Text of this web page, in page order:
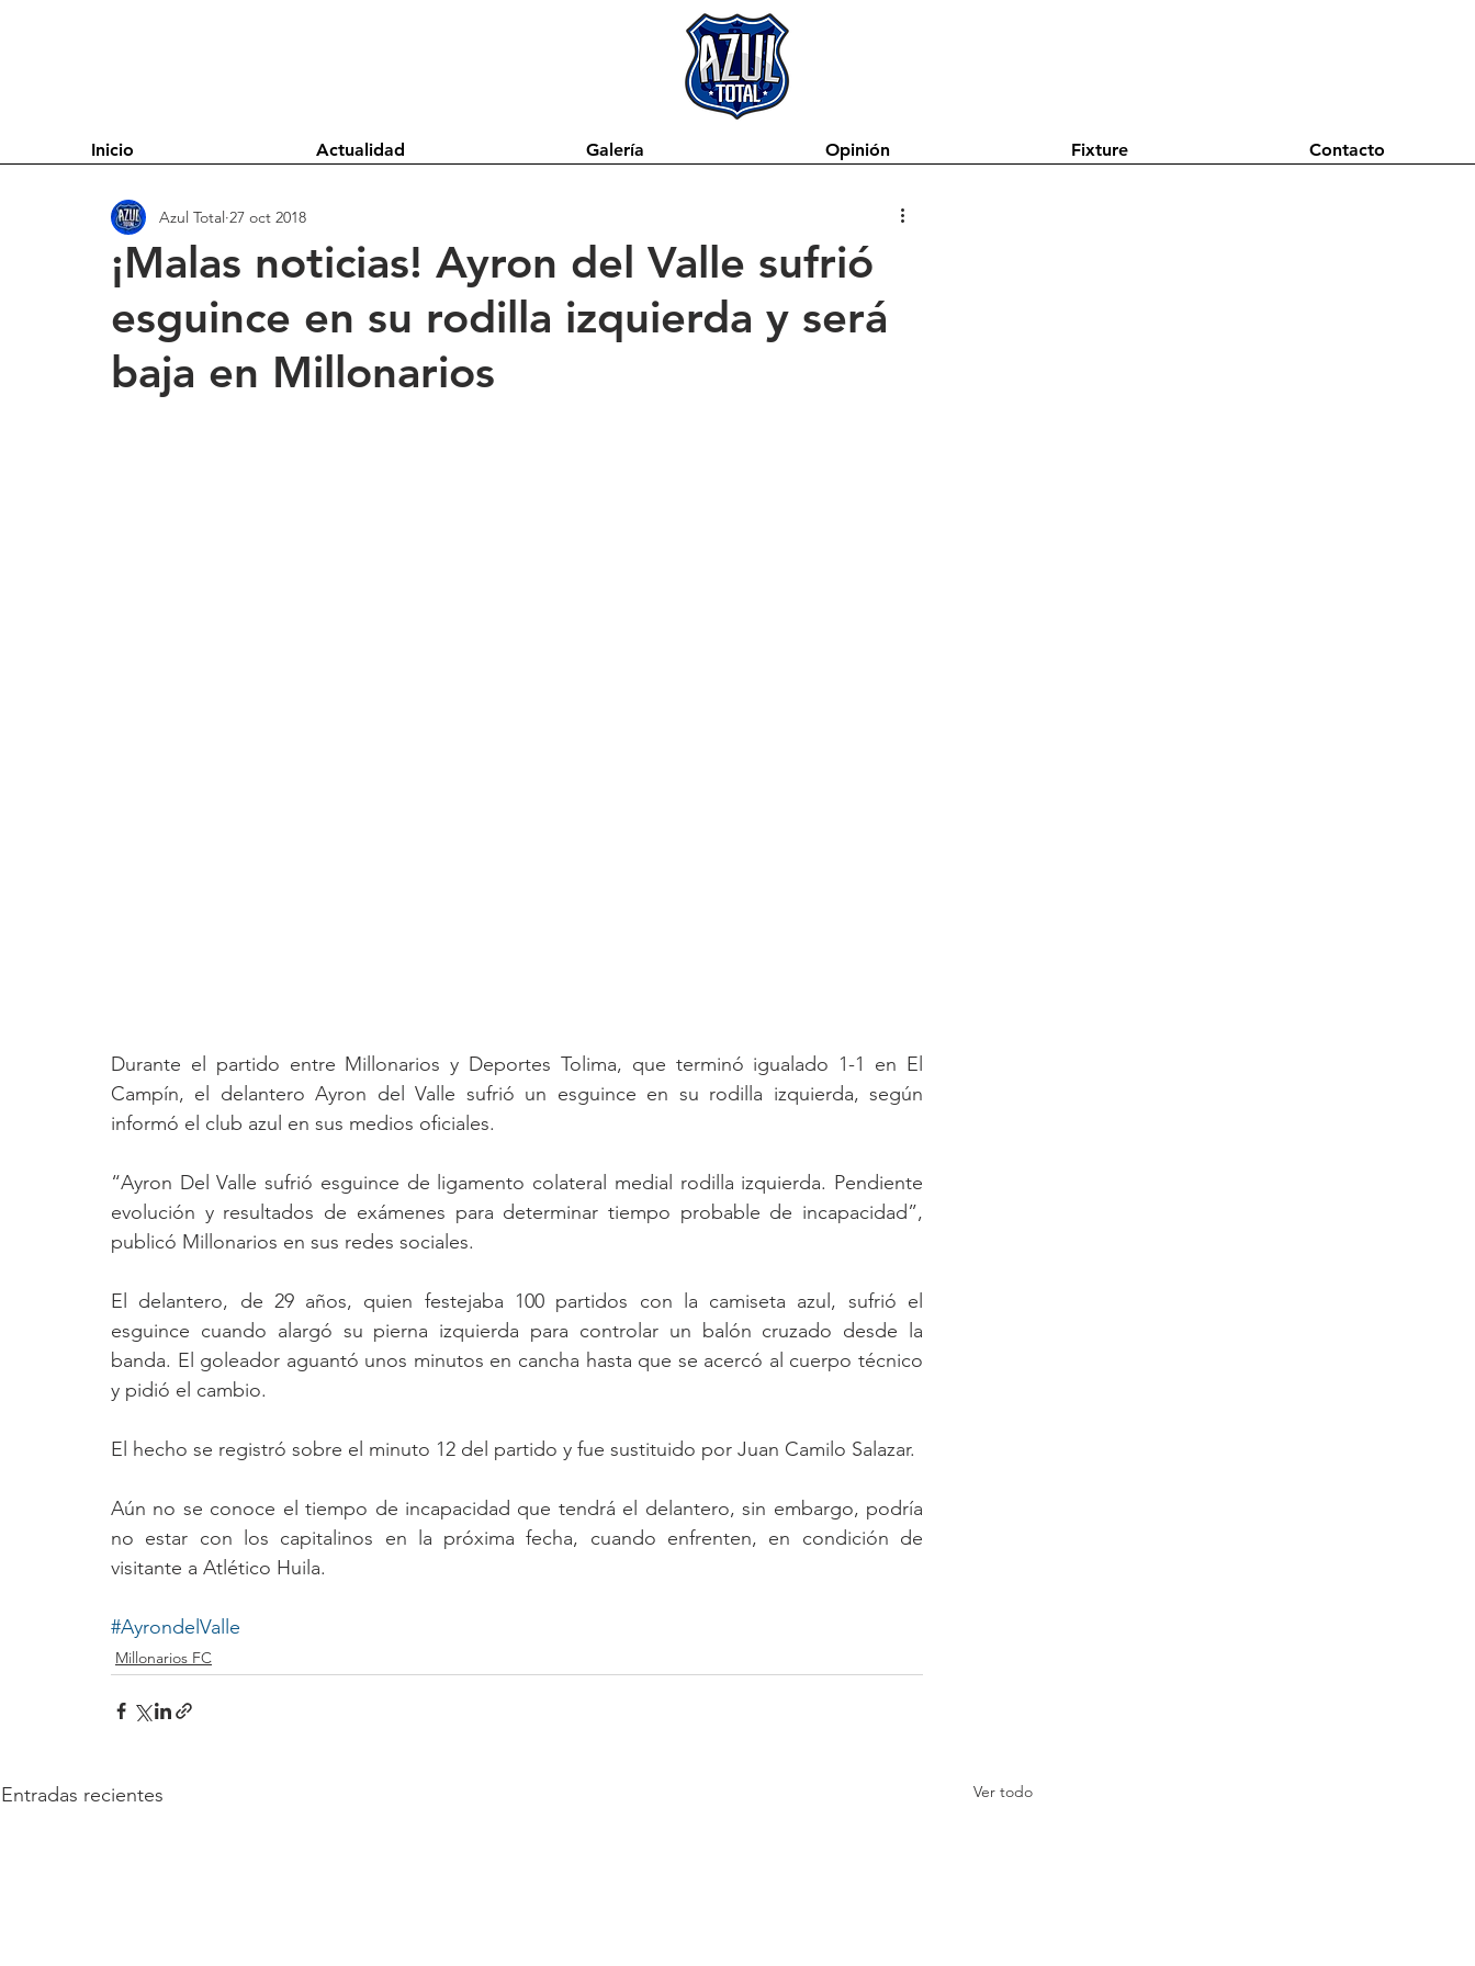
Inicio Actualidad Galería Opinión Fixture Contacto
¡Malas noticias! Ayron del Valle sufrió
esguince en su rodilla izquierda y será
baja en Millonarios
Azul Total 27 oct 2018
Durante el partido entre Millonarios y Deportes Tolima, que terminó igualado 1-1 en El
Campín, el delantero Ayron del Valle sufrió un esguince en su rodilla izquierda, según
informó el club azul en sus medios oficiales.
“Ayron Del Valle sufrió esguince de ligamento colateral medial rodilla izquierda. Pendiente
evolución y resultados de exámenes para determinar tiempo probable de incapacidad”,
publicó Millonarios en sus redes sociales.
El delantero, de 29 años, quien festejaba 100 partidos con la camiseta azul, sufrió el
esguince cuando alargó su pierna izquierda para controlar un balón cruzado desde la
banda. El goleador aguantó unos minutos en cancha hasta que se acercó al cuerpo técnico
y pidió el cambio.
El hecho se registró sobre el minuto 12 del partido y fue sustituido por Juan Camilo Salazar.
Aún no se conoce el tiempo de incapacidad que tendrá el delantero, sin embargo, podría
no estar con los capitalinos en la próxima fecha, cuando enfrenten, en condición de
visitante a Atlético Huila.
#AyrondelValle
Millonarios FC
Entradas recientes Ver todo